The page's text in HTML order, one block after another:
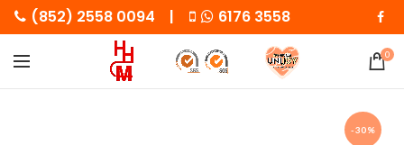
(852) 2558 0094 | 6176 3558
0
-30%